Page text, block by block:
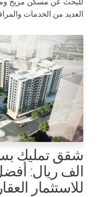
العديد من الخدمات
الف ريال:
للاستثمار